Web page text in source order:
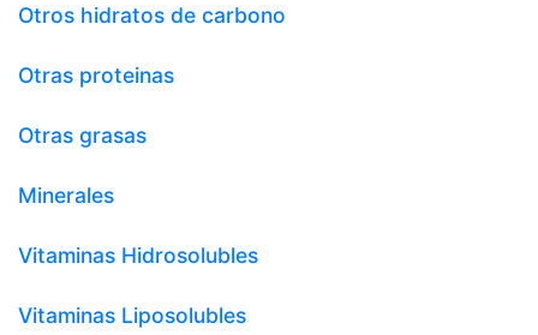
Otros hidratos de carbono
Otras proteinas
Otras grasas
Minerales
Vitaminas Hidrosolubles
Vitaminas Liposolubles